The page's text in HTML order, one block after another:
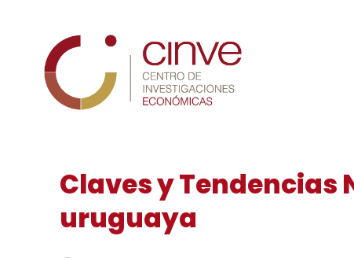
Claves y Tendencias
uruguaya